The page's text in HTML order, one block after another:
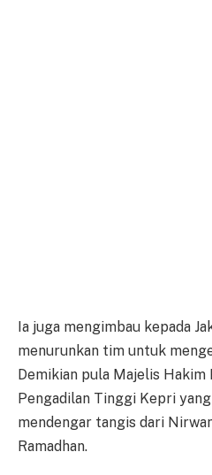
Ia juga mengimbau kepada
menurunkan tim untuk
Demikian pula Majelis Hakim
Pengadilan Tinggi Kepri
mendengar tangis dari
Ramadhan.